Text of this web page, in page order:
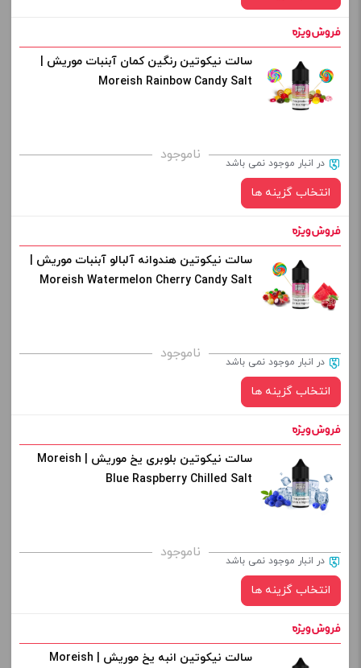
نیکوتین:
25 میلی گرم
برای فعال شدن سبد خرید و نمایش قیمت ، گزینه های محصول را
از کادر بالا انتخاب کنید.
افزودن به سبد خرید
سالت نیکوتین رنگین کمان آبنبات موریش |
Moreish Rainbow Candy Salt
ناموجود در انبار موجود نمی باشد
انتخاب گزینه ها
نیکوتین:
برای فعال شدن سبد خرید و نمایش قیمت ، گزینه های محصول را
از کادر بالا انتخاب کنید.
+
افزودن به سبد خرید
سالت نیکوتین هندوانه آلبالو آبنبات موریش |
Moreish Watermelon Cherry Candy Salt
ناموجود در انبار موجود نمی باشد
انتخاب گزینه ها
نیکوتین:
برای فعال شدن سبد خرید و نمایش قیمت ، گزینه های محصول را
از کادر بالا انتخاب کنید.
+
افزودن به سبد خرید
سالت نیکوتین بلوبری یخ موریش | Moreish
Blue Raspberry Chilled Salt
ناموجود در انبار موجود نمی باشد
انتخاب گزینه ها
نیکوتین:
سالت نیکوتین انبه یخ موریش | Moreish